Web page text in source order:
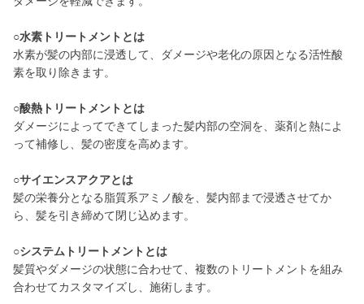
○水素トリートメントとは
水素が髪の内部に浸透して、ダメージや老化の原因となる活性酸
素を取り除きます。
○酸熱トリートメントとは
ダメージによってできてしまった髪内部の空洞を、薬剤と熱によ
って補修し、髪の密度を高めます。
○サイエンスアクアとは
髪の栄養分となる脂質系アミノ酸を、髪内部まで浸透させてか
ら、髪を引き締めて閉じ込めます。
○システムトリートメントとは
髪質やダメージの状態に合わせて、複数のトリートメントを組み
合わせてカスタマイズし、施術します。